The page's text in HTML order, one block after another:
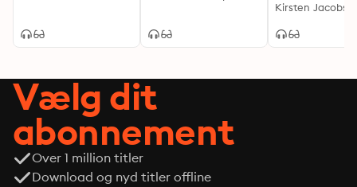
Løkke
Kirsten
Vælg dit
abonnement
Over 1 million titler
Download og nyd titler offline